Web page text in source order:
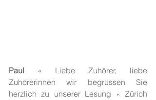
Paul « Liebe Zuhörer, liebe
Zuhörerinnen wir begrüssen Sie
herzlich zu unserer Lesung « Zürich